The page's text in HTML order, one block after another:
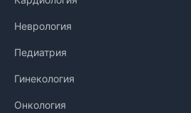
Неврология
Педиатрия
Гинекология
Онкология